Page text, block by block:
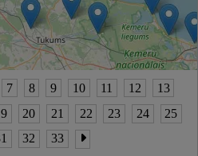
7 8 9 10 11 12
13
20 21 22 23 24
25
32 33